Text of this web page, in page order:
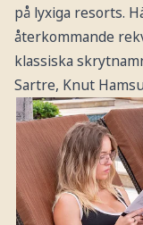
på lyxiga resorts.
återkommande
klassiska
Sartre, Knut